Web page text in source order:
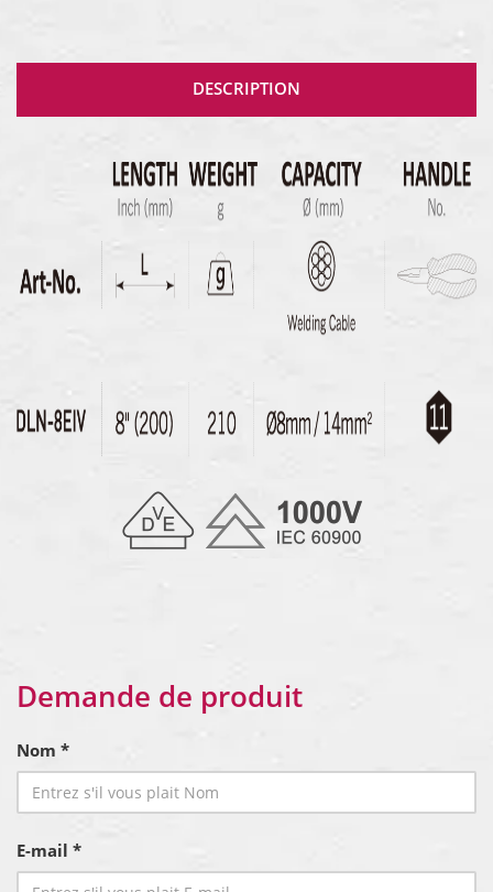
DESCRIPTION
Demande de produit
Nom *
E-mail *